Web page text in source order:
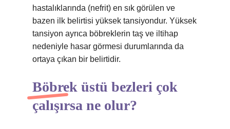
hastalıklarında (nefrit) en sık görülen ve
bazen ilk belirtisi yüksek tansiyondur. Yüksek
tansiyon ayrıca böbreklerin taş ve iltihap
nedeniyle hasar görmesi durumlarında da
ortaya çıkan bir belirtidir.
Böbrek üstü bezleri çok
çalışırsa ne olur?